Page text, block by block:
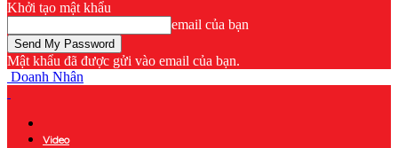
Khởi tạo mật khẩu
email của bạn
Mật khẩu đã được gửi vào email của bạn.
Doanh Nhân
Video